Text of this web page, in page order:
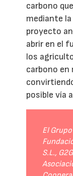
carbono
mediante
proyecto
abrir en el
los
carbono en
posible vía
El
S.L.,